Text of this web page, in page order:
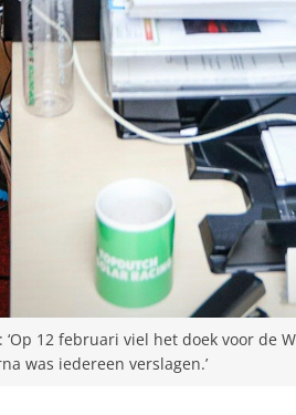
‘Op 12 februari viel het doek voor de
was iedereen verslagen.’